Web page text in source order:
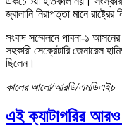
জ্বালানি নিরাপত্তা মানে রাষ্ট্রের
সংবাদ সম্মেলনে পাবনা-১
সহকারী সেক্রেটারি জেনারেল
ছিলেন।
কালের আলো/আরডি/এমডিএইচ
এই ক্যাটাগরির